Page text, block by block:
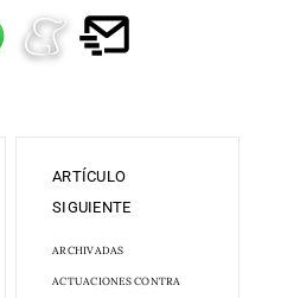
ARTÍCULO
SIGUIENTE
ARCHIVADAS
ACTUACIONES CONTRA